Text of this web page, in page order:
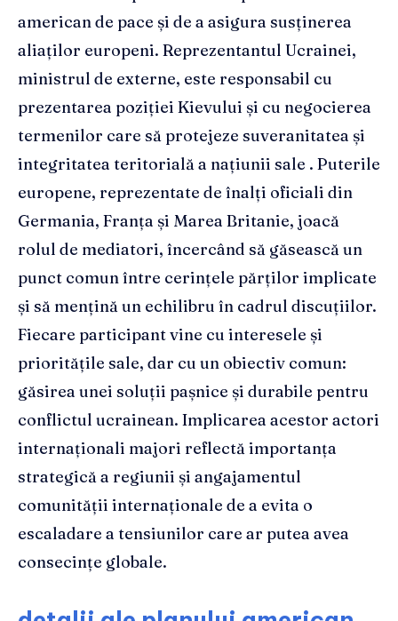
american de pace și de a asigura susținerea
aliaților europeni. Reprezentantul Ucrainei,
ministrul de externe, este responsabil cu
prezentarea poziției Kievului și cu negocierea
termenilor care să protejeze suveranitatea și
integritatea teritorială a națiunii sale . Puterile
europene, reprezentate de înalți oficiali din
Germania, Franța și Marea Britanie, joacă
rolul de mediatori, încercând să găsească un
punct comun între cerințele părților implicate
și să mențină un echilibru în cadrul discuțiilor.
Fiecare participant vine cu interesele și
prioritățile sale, dar cu un obiectiv comun:
găsirea unei soluții pașnice și durabile pentru
conflictul ucrainean. Implicarea acestor actori
internaționali majori reflectă importanța
strategică a regiunii și angajamentul
comunității internaționale de a evita o
escaladare a tensiunilor care ar putea avea
consecințe globale.